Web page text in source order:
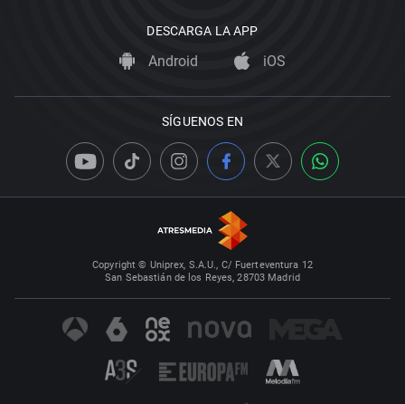
DESCARGA LA APP
Android iOS
SÍGUENOS EN
Copyright © Uniprex, S.A.U., C/ Fuerteventura 12
San Sebastián de los Reyes, 28703 Madrid